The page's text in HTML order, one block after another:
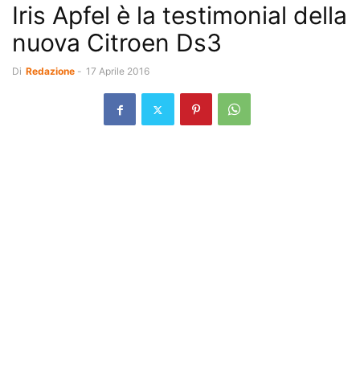
Iris Apfel è la testimonial della
nuova Citroen Ds3
Di Redazione - 17 Aprile 2016